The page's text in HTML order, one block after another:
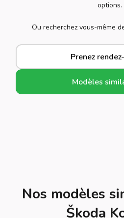
options.
Ou recherchez vous-même
Prenez
Modèles
Nos modèles
Škoda